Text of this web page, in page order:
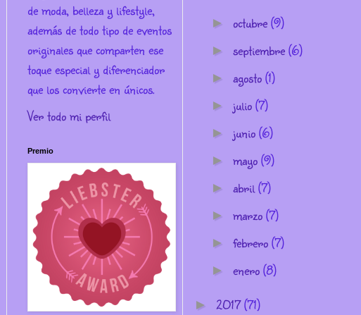
de moda, belleza y lifestyle,
además de todo tipo de eventos
originales que comparten ese
toque especial y diferenciador
que los convierte en únicos.
Ver todo mi perfil
Premio
► octubre(9)
► septiembre(6)
► agosto(1)
► julio(7)
► junio(6)
► mayo(9)
► abril(7)
► marzo(7)
► febrero(7)
► enero(8)
► 2017(71)